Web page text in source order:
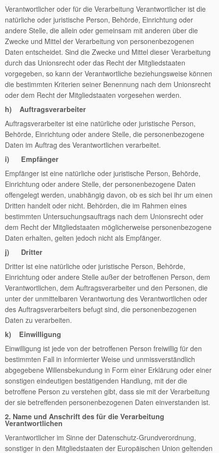
Verantwortlicher oder für die Verarbeitung Verantwortlicher ist die
natürliche oder juristische Person, Behörde, Einrichtung oder
andere Stelle, die allein oder gemeinsam mit anderen über die
Zwecke und Mittel der Verarbeitung von personenbezogenen
Daten entscheidet. Sind die Zwecke und Mittel dieser Verarbeitung
durch das Unionsrecht oder das Recht der Mitgliedstaaten
vorgegeben, so kann der Verantwortliche beziehungsweise können
die bestimmten Kriterien seiner Benennung nach dem Unionsrecht
oder dem Recht der Mitgliedstaaten vorgesehen werden.
h) Auftragsverarbeiter
Auftragsverarbeiter ist eine natürliche oder juristische Person,
Behörde, Einrichtung oder andere Stelle, die personenbezogene
Daten im Auftrag des Verantwortlichen verarbeitet.
i) Empfänger
Empfänger ist eine natürliche oder juristische Person, Behörde,
Einrichtung oder andere Stelle, der personenbezogene Daten
offengelegt werden, unabhängig davon, ob es sich bei ihr um einen
Dritten handelt oder nicht. Behörden, die im Rahmen eines
bestimmten Untersuchungsauftrags nach dem Unionsrecht oder
dem Recht der Mitgliedstaaten möglicherweise personenbezogene
Daten erhalten, gelten jedoch nicht als Empfänger.
j) Dritter
Dritter ist eine natürliche oder juristische Person, Behörde,
Einrichtung oder andere Stelle außer der betroffenen Person, dem
Verantwortlichen, dem Auftragsverarbeiter und den Personen, die
unter der unmittelbaren Verantwortung des Verantwortlichen oder
des Auftragsverarbeiters befugt sind, die personenbezogenen
Daten zu verarbeiten.
k) Einwilligung
Einwilligung ist jede von der betroffenen Person freiwillig für den
bestimmten Fall in informierter Weise und unmissverständlich
abgegebene Willensbekundung in Form einer Erklärung oder einer
sonstigen eindeutigen bestätigenden Handlung, mit der die
betroffene Person zu verstehen gibt, dass sie mit der Verarbeitung
der sie betreffenden personenbezogenen Daten einverstanden ist.
2. Name und Anschrift des für die Verarbeitung
Verantwortlichen
Verantwortlicher im Sinne der Datenschutz-Grundverordnung,
sonstiger in den Mitgliedstaaten der Europäischen Union geltenden